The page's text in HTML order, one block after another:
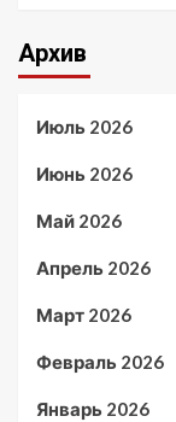
Архив
Июль 2026
Июнь 2026
Май 2026
Апрель 2026
Март 2026
Февраль 2026
Январь 2026